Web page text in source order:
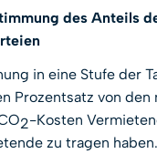
des Anteils
in eine Stufe der
Prozentsatz von den
2-Kosten
zu tragen haben.